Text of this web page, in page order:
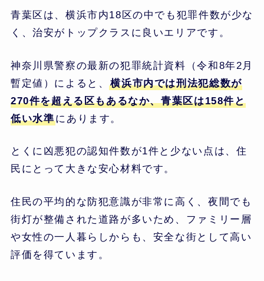
青葉区は、横浜市内18区の中でも犯罪件数が少な
く、治安がトップクラスに良いエリアです。
神奈川県警察の最新の犯罪統計資料（令和8年2月
暫定値）によると、横浜市内では刑法犯総数が
270件を超える区もあるなか、青葉区は158件と
低い水準にあります。
とくに凶悪犯の認知件数が1件と少ない点は、住
民にとって大きな安心材料です。
住民の平均的な防犯意識が非常に高く、夜間でも
街灯が整備された道路が多いため、ファミリー層
や女性の一人暮らしからも、安全な街として高い
評価を得ています。